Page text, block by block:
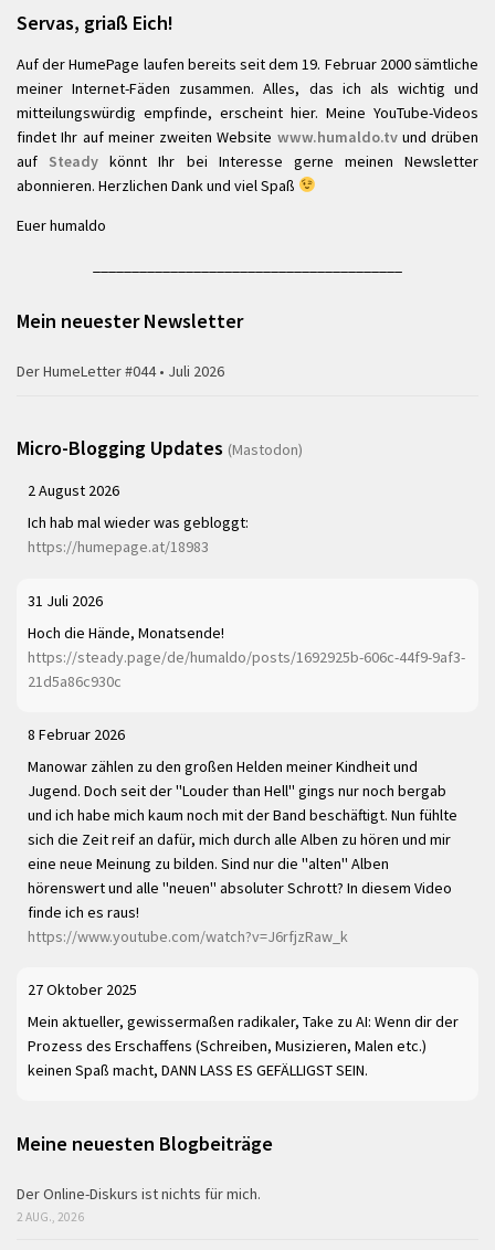
Servas, griaß Eich!
Auf der HumePage laufen bereits seit dem 19. Februar 2000 sämtliche
meiner Internet-Fäden zusammen. Alles, das ich als wichtig und
mitteilungswürdig empfinde, erscheint hier. Meine YouTube-Videos
findet Ihr auf meiner zweiten Website www.humaldo.tvund drüben
auf Steady könnt Ihr bei Interesse gerne meinen Newsletter
abonnieren. Herzlichen Dank und viel Spaß
Euer humaldo
Mein neuester Newsletter
Der HumeLetter #044 • Juli 2026
Micro-Blogging Updates (Mastodon)
2 August 2026
Ich hab mal wieder was gebloggt:
https://humepage.at/18983
31 Juli 2026
Hoch die Hände, Monatsende!
https://steady.page/de/humaldo/posts/1692925b-606c-44f9-9af3-
21d5a86c930c
8 Februar 2026
Manowar zählen zu den großen Helden meiner Kindheit und
Jugend. Doch seit der "Louder than Hell" gings nur noch bergab
und ich habe mich kaum noch mit der Band beschäftigt. Nun fühlte
sich die Zeit reif an dafür, mich durch alle Alben zu hören und mir
eine neue Meinung zu bilden. Sind nur die "alten" Alben
hörenswert und alle "neuen" absoluter Schrott? In diesem Video
finde ich es raus!
https://www.youtube.com/watch?v=J6rfjzRaw_k
27 Oktober 2025
Mein aktueller, gewissermaßen radikaler, Take zu AI: Wenn dir der
Prozess des Erschaffens (Schreiben, Musizieren, Malen etc.)
keinen Spaß macht, DANN LASS ES GEFÄLLIGST SEIN.
Meine neuesten Blogbeiträge
Der Online-Diskurs ist nichts für mich.
2 AUG., 2026